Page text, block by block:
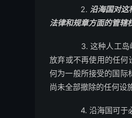
2. 沿海国对这
法律和规章方面的管辖
3. 这种人工岛屿
放弃或不再使用的任何
何为一般所接受的国际
尚未全部撤除的任何设
4. 沿海国可于必